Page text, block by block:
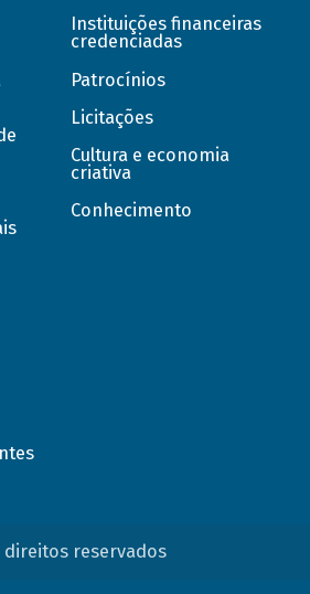
Instituições financeiras
credenciadas
Patrocínios
Licitações
Cultura e economia
criativa
Conhecimento
direitos reservados